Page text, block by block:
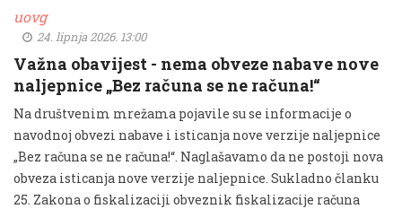
uovg
24. lipnja 2026. 13:00
Važna obavijest - nema obveze nabave nove
naljepnice „Bez računa se ne računa!“
Na društvenim mrežama pojavile su se informacije o
navodnoj obvezi nabave i isticanja nove verzije naljepnice
„Bez računa se ne računa!“. Naglašavamo da ne postoji nova
obveza isticanja nove verzije naljepnice. Sukladno članku
25. Zakona o fiskalizaciji obveznik fiskalizacije računa